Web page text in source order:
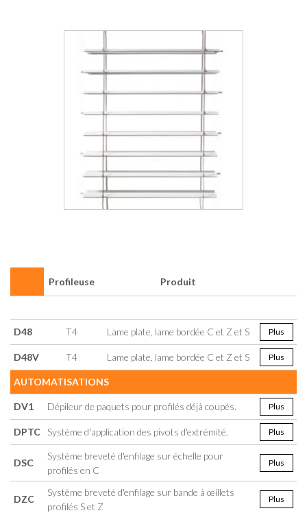
Profileuse Produit
D48 T4 Lame plate, lame bordée C et Z et S Plus
D48V T4 Lame plate, lame bordée C et Z et S Plus
AUTOMATISATIONS
DV1 Dépileur de paquets pour profilés déjà coupés. Plus
DPTC Système d'application des pivots d'extrémité. Plus
DSC
Système breveté d'enfilage sur échelle pour
profilés en C
Plus
DZC
Système breveté d'enfilage sur bande à œillets
profilés S et Z
Plus